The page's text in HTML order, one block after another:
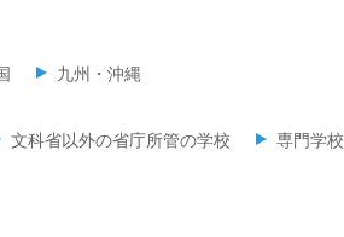
九州・沖縄
文科省以外の省庁所管の学校
専門学校